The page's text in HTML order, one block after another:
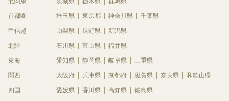
首都圏 埼玉県 東京都 神奈川県 千葉県
甲信越 山梨県 長野県 新潟県
北陸 石川県 富山県 福井県
東海 愛知県 静岡県 岐阜県 三重県
関西 大阪府 兵庫県 京都府 滋賀県 奈良県 和歌山県
四国 愛媛県 香川県 高知県 徳島県